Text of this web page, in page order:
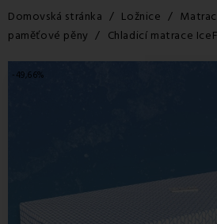
Domovská stránka Ložnice
paměťové pěny
Chladicí matrace
-49,66%